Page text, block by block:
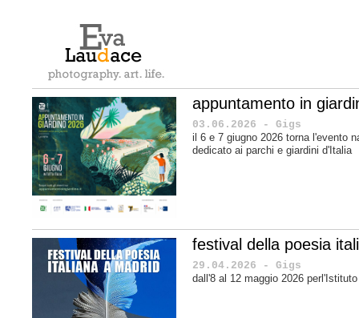
appuntamento in
03.06.2026 - Gigs
il 6 e 7 giugno 2026 torna l'evento
dedicato ai parchi e giardini d'Italia
festival della poesia
29.04.2026 - Gigs
dall'8 al 12 maggio 2026